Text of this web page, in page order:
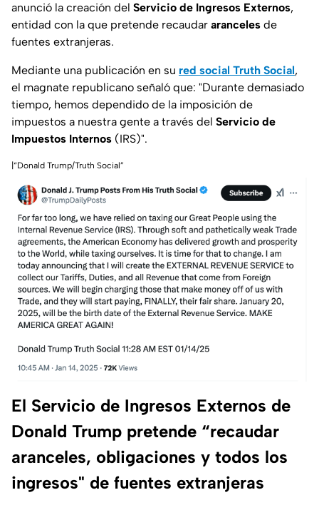
anunció la creación del Servicio de Ingresos Externos,
entidad con la que pretende recaudar aranceles de
fuentes extranjeras.
Mediante una publicación en su red social Truth Social,
el magnate republicano señaló que: "Durante demasiado
tiempo, hemos dependido de la imposición de
impuestos a nuestra gente a través del Servicio de
Impuestos Internos (IRS)".
|“Donald Trump/Truth Social”
El Servicio de Ingresos Externos de
Donald Trump pretende “recaudar
aranceles, obligaciones y todos los
ingresos" de fuentes extranjeras